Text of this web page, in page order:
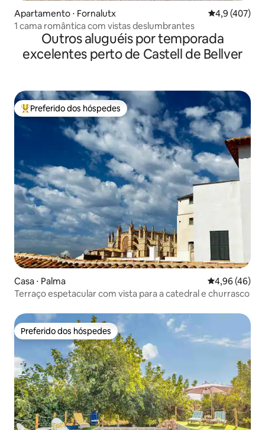
Apartamento ⋅ Fornalutx 4,9 de uma
4,9 (407)
1 cama romântica com vistas deslumbrantes
Outros aluguéis por temporada
excelentes perto de Castell de Bellver
Entre os melhores preferidos dos hóspedes
Preferido dos hóspedes
Casa ⋅ Palma 4,96 de uma
4,96 (46)
Terraço espetacular com vista para a catedral e churrasco
Preferido dos hóspedes
Preferido dos hóspedes